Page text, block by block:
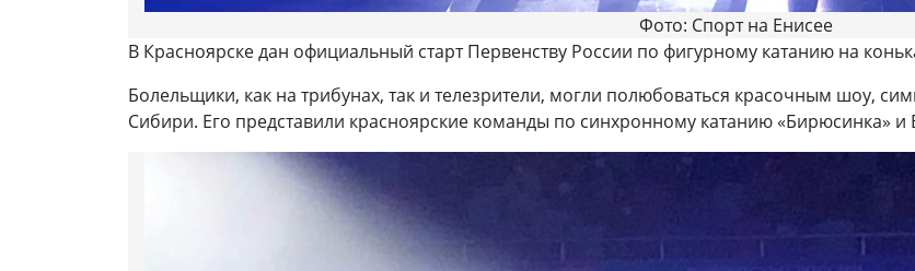
Фото: Спорт на Енисее
В Красноярске дан официальный старт Первенству России по фигурному катанию на
Болельщики, как на трибунах, так и телезрители, могли полюбоваться красочным шоу,
Сибири. Его представили красноярские команды по синхронному катанию «Бирюсинка» и